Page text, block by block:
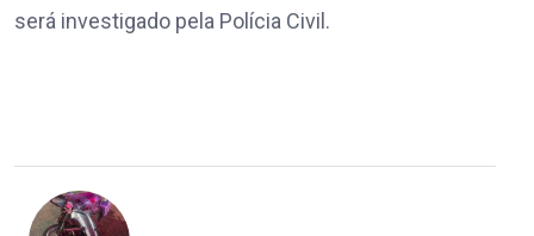
será investigado pela Polícia Civil.